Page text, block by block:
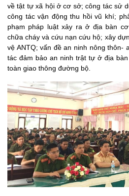
về tật tự xã hội ở cơ sở; công tác sử
công tác vận động thu hồi vũ khí;
phạm pháp luật xảy ra ở địa bàn
chữa cháy và cứu nạn cứu hộ; xây
vệ ANTQ; vấn đề an ninh nông thôn-
tác đảm bảo an ninh trật tự ở địa
toàn giao thông đường bộ.